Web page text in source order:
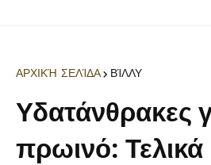
ΑΡΧΙΚΉ ΣΕΛΊΔΑ ΒΊΛΛΥ
Υδατάνθρακες
πρωινό: